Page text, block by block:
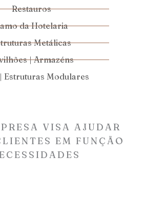
Restauros
da Hotelaria
Metálicas
| Armazéns
Estruturas Modulares
VISA AJUDAR
EM FUNÇÃO